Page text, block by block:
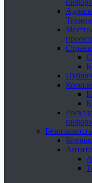
Безопасность